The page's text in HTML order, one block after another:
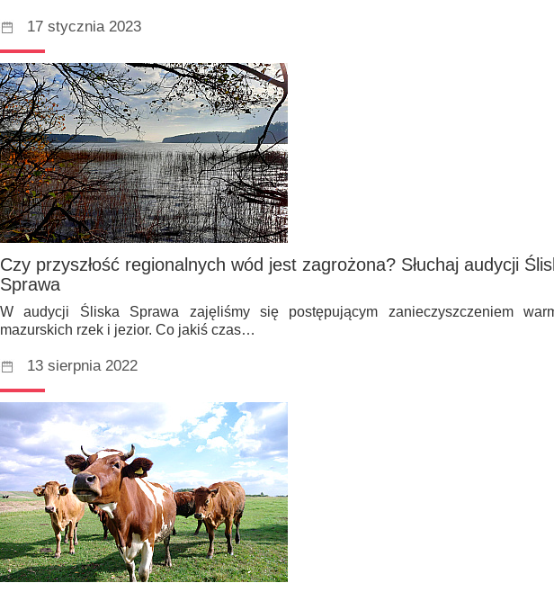
17 stycznia 2023
Czy przyszłość regionalnych wód jest zagrożona? Słuchaj audycji
Sprawa
W audycji Śliska Sprawa zajęliśmy się postępującym zanieczyszczeniem
mazurskich rzek i jezior. Co jakiś czas…
13 sierpnia 2022